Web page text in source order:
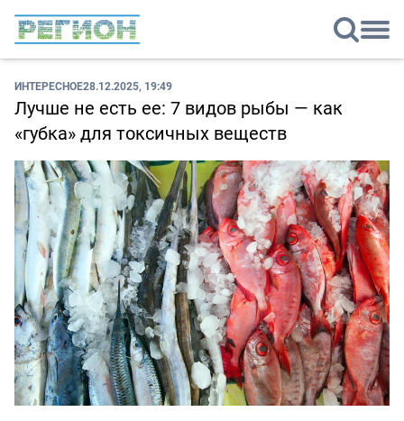
ИНТЕРЕСНОЕ28.12.2025, 19:49
Лучше не есть ее: 7 видов рыбы — как
«губка» для токсичных веществ